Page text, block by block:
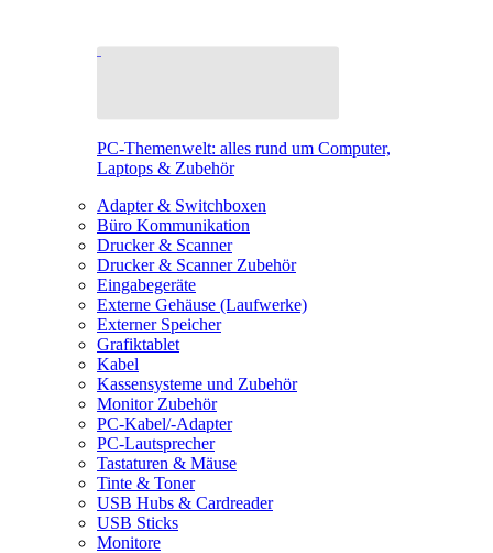
PC-Themenwelt: alles rund um Computer,
Laptops & Zubehör
Adapter & Switchboxen
Büro Kommunikation
Drucker & Scanner
Drucker & Scanner Zubehör
Eingabegeräte
Externe Gehäuse (Laufwerke)
Externer Speicher
Grafiktablet
Kabel
Kassensysteme und Zubehör
Monitor Zubehör
PC-Kabel/-Adapter
PC-Lautsprecher
Tastaturen & Mäuse
Tinte & Toner
USB Hubs & Cardreader
USB Sticks
Monitore